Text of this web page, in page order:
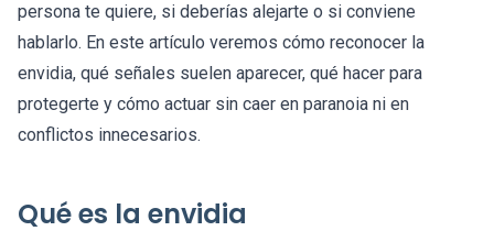
persona te quiere, si deberías alejarte o si conviene
hablarlo. En este artículo veremos cómo reconocer la
envidia, qué señales suelen aparecer, qué hacer para
protegerte y cómo actuar sin caer en paranoia ni en
conflictos innecesarios.
Qué es la envidia